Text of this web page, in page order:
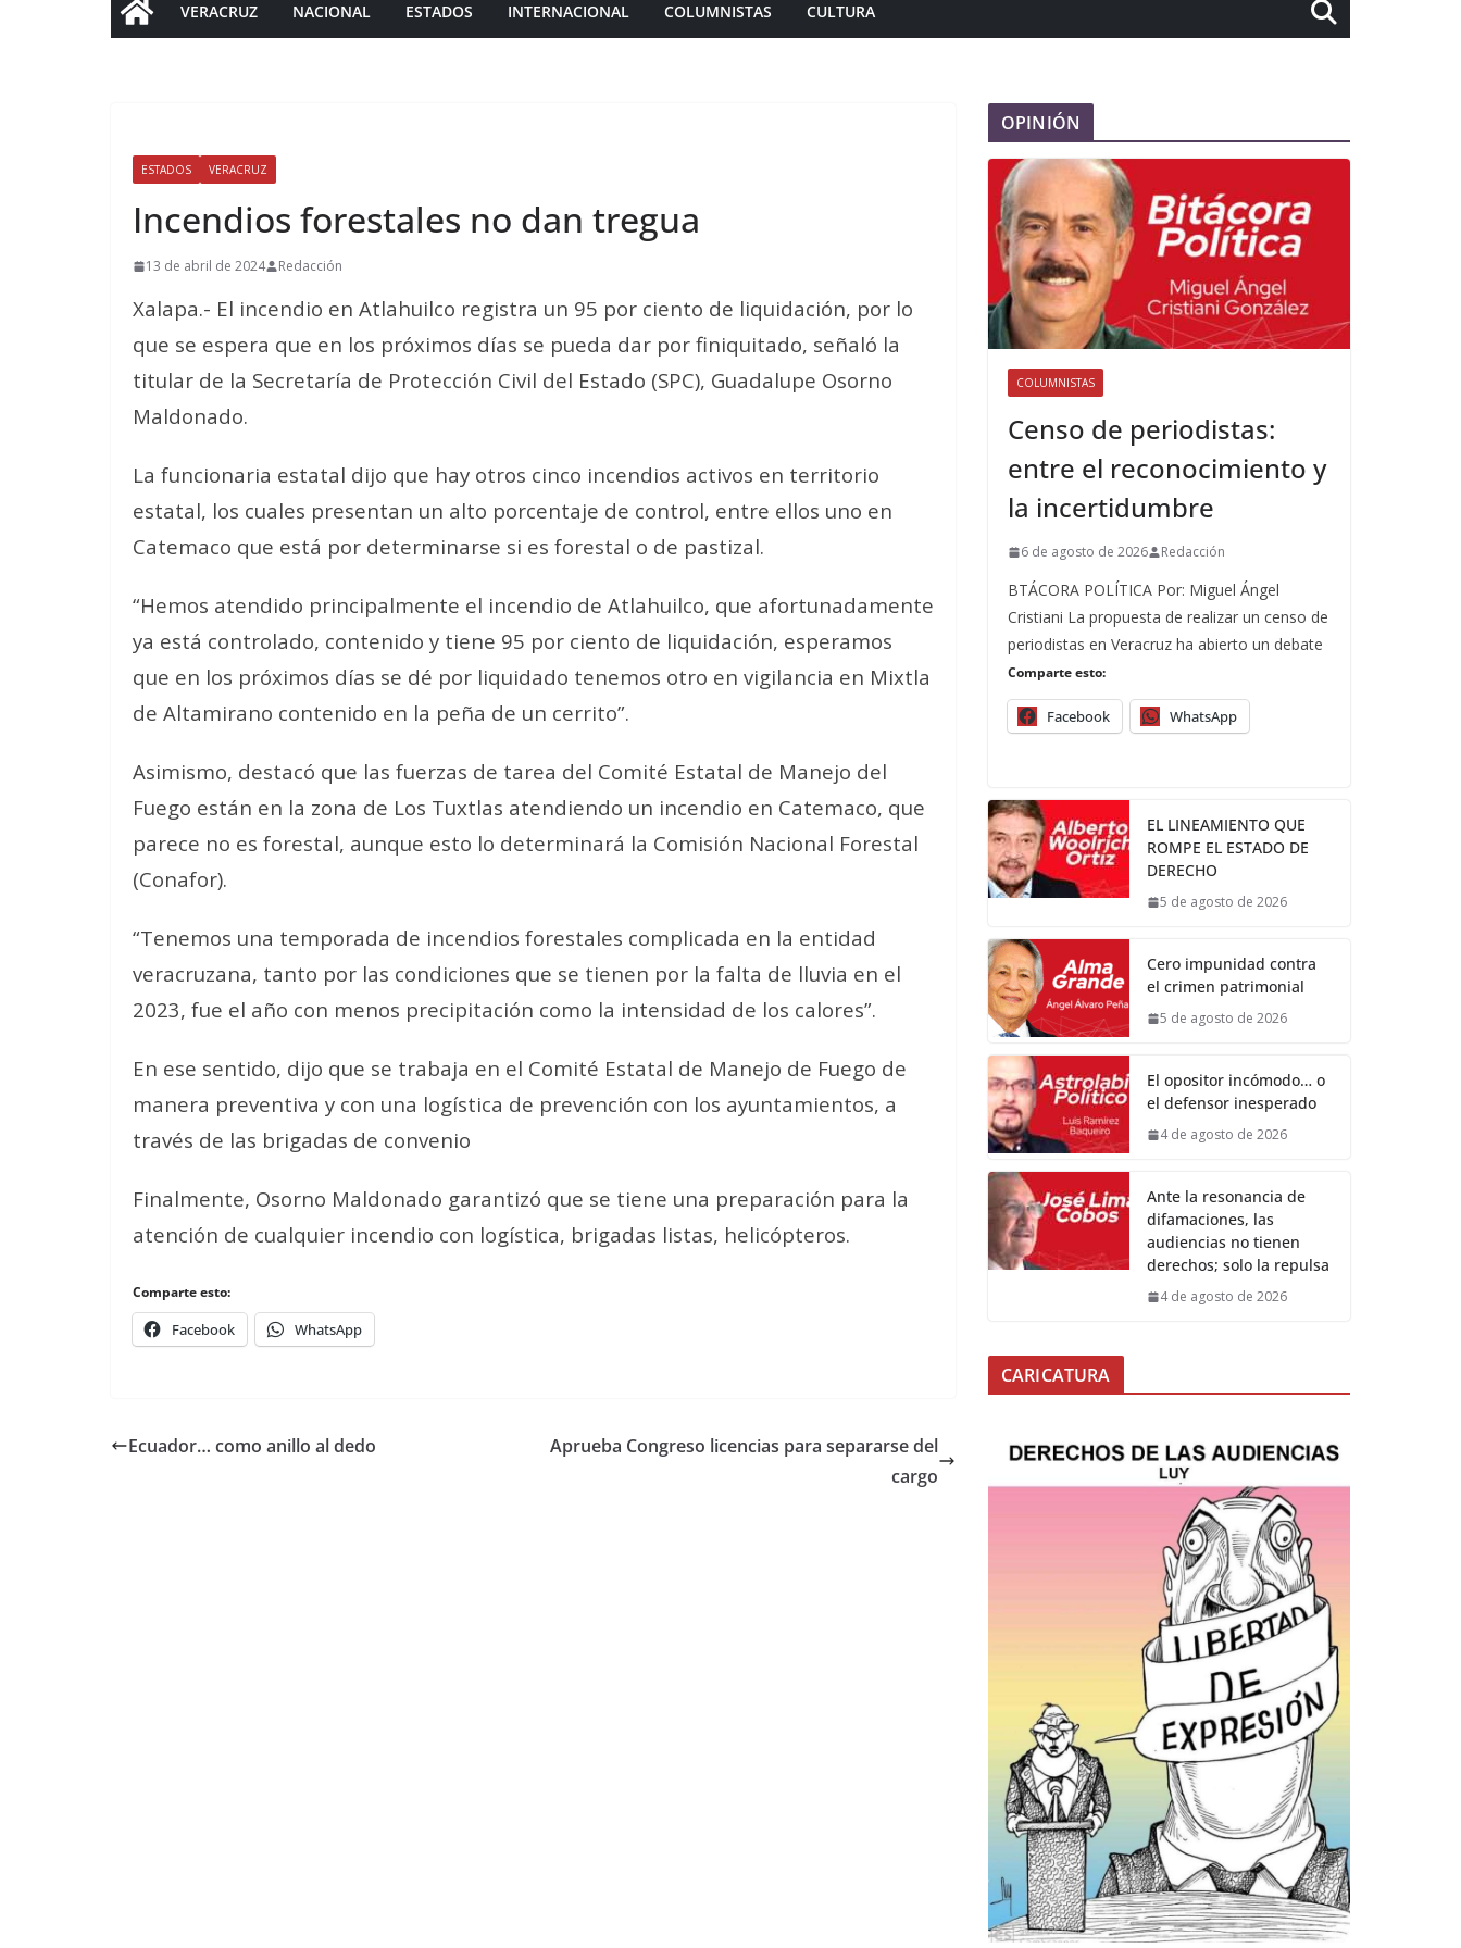
VERACRUZ NACIONAL ESTADOS INTERNACIONAL COLUMNISTAS CULTURA
ESTADOS VERACRUZ
Incendios forestales no dan tregua
13 de abril de 2024 Redacción
Xalapa.- El incendio en Atlahuilco registra un 95 por ciento de liquidación, por lo
que se espera que en los próximos días se pueda dar por finiquitado, señaló la
titular de la Secretaría de Protección Civil del Estado (SPC), Guadalupe Osorno
Maldonado.
La funcionaria estatal dijo que hay otros cinco incendios activos en territorio
estatal, los cuales presentan un alto porcentaje de control, entre ellos uno en
Catemaco que está por determinarse si es forestal o de pastizal.
“Hemos atendido principalmente el incendio de Atlahuilco, que afortunadamente
ya está controlado, contenido y tiene 95 por ciento de liquidación, esperamos
que en los próximos días se dé por liquidado tenemos otro en vigilancia en Mixtla
de Altamirano contenido en la peña de un cerrito”.
Asimismo, destacó que las fuerzas de tarea del Comité Estatal de Manejo del
Fuego están en la zona de Los Tuxtlas atendiendo un incendio en Catemaco, que
parece no es forestal, aunque esto lo determinará la Comisión Nacional Forestal
(Conafor).
“Tenemos una temporada de incendios forestales complicada en la entidad
veracruzana, tanto por las condiciones que se tienen por la falta de lluvia en el
2023, fue el año con menos precipitación como la intensidad de los calores”.
En ese sentido, dijo que se trabaja en el Comité Estatal de Manejo de Fuego de
manera preventiva y con una logística de prevención con los ayuntamientos, a
través de las brigadas de convenio
Finalmente, Osorno Maldonado garantizó que se tiene una preparación para la
atención de cualquier incendio con logística, brigadas listas, helicópteros.
Comparte esto:
Facebook WhatsApp
Ecuador… como anillo al dedo
Aprueba Congreso licencias para separarse del
cargo
OPINIÓN
COLUMNISTAS
Censo de periodistas:
entre el reconocimiento y
la incertidumbre
6 de agosto de 2026 Redacción
BTÁCORA POLÍTICA Por: Miguel Ángel
Cristiani La propuesta de realizar un censo de
periodistas en Veracruz ha abierto un debate
Comparte esto:
Facebook WhatsApp
EL LINEAMIENTO QUE
ROMPE EL ESTADO DE
DERECHO
5 de agosto de 2026
Cero impunidad contra
el crimen patrimonial
5 de agosto de 2026
El opositor incómodo… o
el defensor inesperado
4 de agosto de 2026
Ante la resonancia de
difamaciones, las
audiencias no tienen
derechos; solo la repulsa
4 de agosto de 2026
CARICATURA